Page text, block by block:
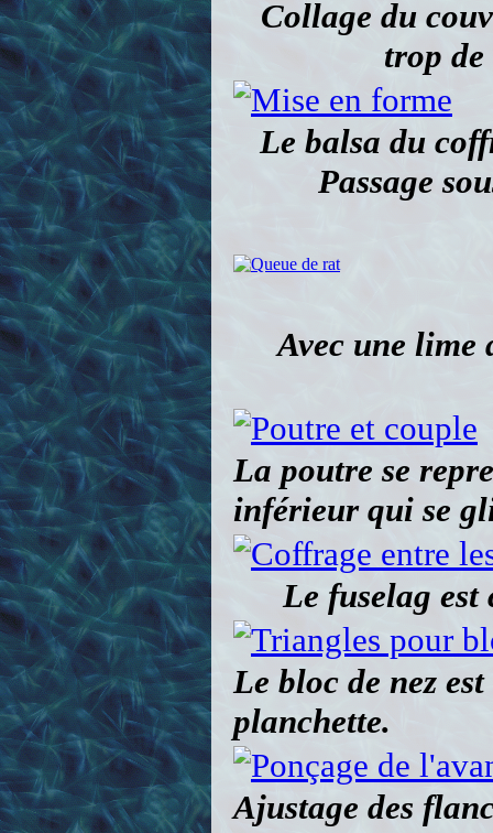
Collage du
trop
Le balsa du
Passage
Avec une lime
La poutre se
inférieur qui se
Le fuselag
Le bloc de nez
planchette.
Ajustage des